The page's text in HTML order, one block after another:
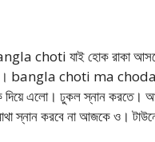
choti যাই হোক রাকা আসতে
bangla choti ma choda
দিয়ে এলো। ঢুকল স্নান করতে।
স্নান করবে না আজকে ও।